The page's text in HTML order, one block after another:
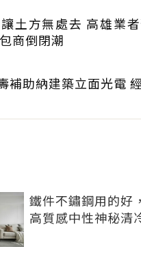
土方無處去 高雄業
商倒閉潮
補助納建築立面光電
鐵件不鏽鋼用的好
高質感中性神秘清